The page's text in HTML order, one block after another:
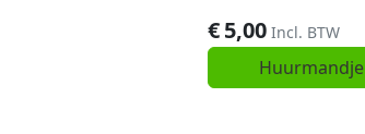
€5,00 Incl. BTW
Huurmandje